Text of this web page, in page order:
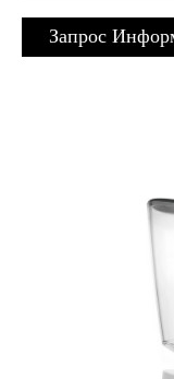
Запрос